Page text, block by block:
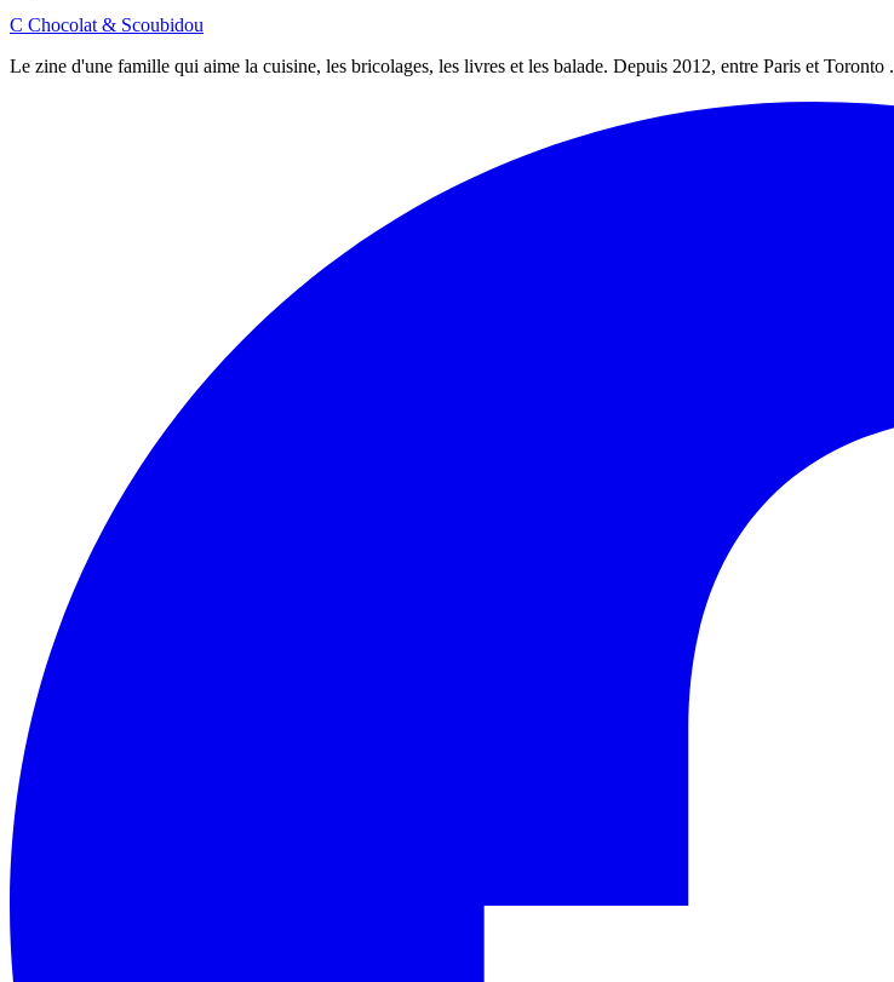
C Chocolat & Scoubidou
Le zine d'une famille qui aime la cuisine, les bricolages, les livres et les balade. Depuis 2012, entre Paris et Toronto .